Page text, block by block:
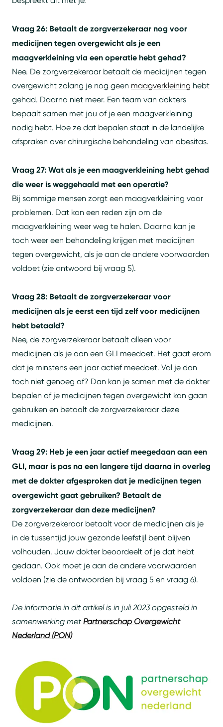
Vraag 26: Betaalt de zorgverzekeraar nog voor
medicijnen tegen overgewicht als je een
maagverkleining via een operatie hebt gehad?
Nee. De zorgverzekeraar betaalt de medicijnen tegen
overgewicht zolang je nog geen maagverkleining hebt
gehad. Daarna niet meer. Een team van dokters
bepaalt samen met jou of je een maagverkleining
nodig hebt. Hoe ze dat bepalen staat in de landelijke
afspraken over chirurgische behandeling van obesitas.
Vraag 27: Wat als je een maagverkleining hebt gehad
die weer is weggehaald met een operatie?
Bij sommige mensen zorgt een maagverkleining voor
problemen. Dat kan een reden zijn om de
maagverkleining weer weg te halen. Daarna kan je
toch weer een behandeling krijgen met medicijnen
tegen overgewicht, als je aan de andere voorwaarden
voldoet (zie antwoord bij vraag 5).
Vraag 28: Betaalt de zorgverzekeraar voor
medicijnen als je eerst een tijd zelf voor medicijnen
hebt betaald?
Nee, de zorgverzekeraar betaalt alleen voor
medicijnen als je aan een GLI meedoet. Het gaat erom
dat je minstens een jaar actief meedoet. Val je dan
toch niet genoeg af? Dan kan je samen met de dokter
bepalen of je medicijnen tegen overgewicht kan gaan
gebruiken en betaalt de zorgverzekeraar deze
medicijnen.
Vraag 29: Heb je een jaar actief meegedaan aan een
GLI, maar is pas na een langere tijd daarna in overleg
met de dokter afgesproken dat je medicijnen tegen
overgewicht gaat gebruiken? Betaalt de
zorgverzekeraar dan deze medicijnen?
De zorgverzekeraar betaalt voor de medicijnen als je
in de tussentijd jouw gezonde leefstijl bent blijven
volhouden. Jouw dokter beoordeelt of je dat hebt
gedaan. Ook moet je aan de andere voorwaarden
voldoen (zie de antwoorden bij vraag 5 en vraag 6).
De informatie in dit artikel is in juli 2023 opgesteld in
samenwerking met Partnerschap Overgewicht
Nederland (PON)